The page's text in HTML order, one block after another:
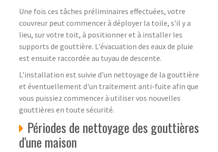
Une fois ces tâches préliminaires effectuées, votre
couvreur peut commencer à déployer la toile, s'il y a
lieu, sur votre toit, à positionner et à installer les
supports de gouttière. L'évacuation des eaux de pluie
est ensuite raccordée au tuyau de descente.
L'installation est suivie d'un nettoyage de la gouttière
et éventuellement d'un traitement anti-fuite afin que
vous puissiez commencer à utiliser vos nouvelles
gouttières en toute sécurité.
Périodes de nettoyage des gouttières
d'une maison